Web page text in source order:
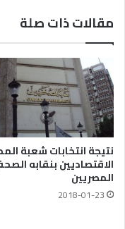
مقالات ذات صلة
نتيجة انتخابات شعبة
الاقتصاديين بنقابه
المصريين
2018-01-23